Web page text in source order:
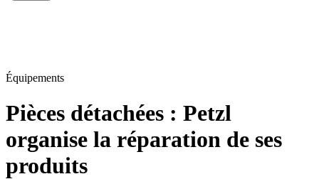
Équipements
Pièces détachées : Petzl
organise la réparation de ses
produits